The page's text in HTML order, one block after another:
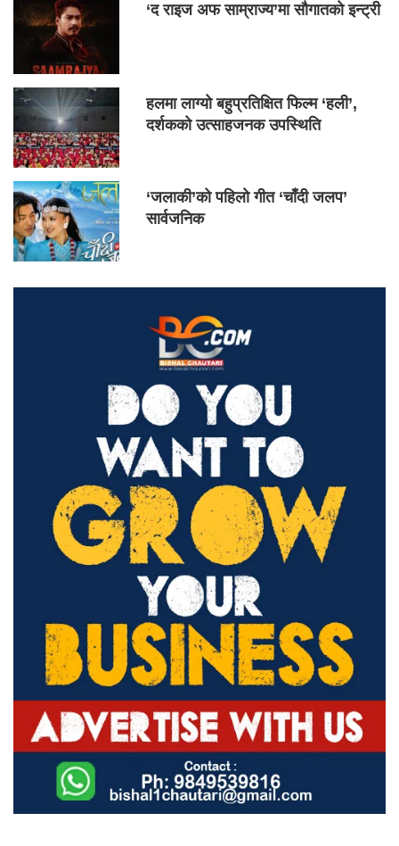
‘द राइज अफ साम्राज्य’मा सौगातको इन्ट्री
हलमा लाग्यो बहुप्रतिक्षित फिल्म ‘हली’,
दर्शकको उत्साहजनक उपस्थिति
‘जलाकी’को पहिलो गीत ‘चाँदी जलप’
सार्वजनिक